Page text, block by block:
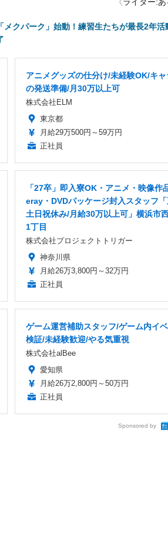
《ライター:
クパーク」始動！練習生たちが最長2年活
アニメグッズの仕分け/未経験OK/キ
の発送準備/月30万以上可
株式会社ELM
東京都
月給29万500円～59万円
正社員
「27卒」即入寮OK・アニメ・映像作
eray・DVDパッケージ封入スタッフ
土日祝休み/月給30万以上可」横浜市
1丁目
株式会社プロジェクトトリガー
神奈川県
月給26万3,800円～32万円
正社員
ゲーム運営補助スタッフ/ゲーム内イ
検証/未経験歓迎/やる気重視
株式会社alBee
愛知県
月給26万2,800円～50万円
正社員
Sponsored by